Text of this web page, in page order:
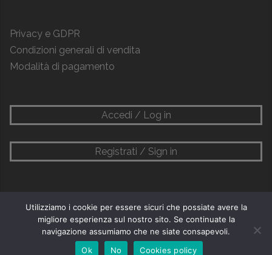
Privacy e GDPR
Condizioni generali di vendita
Modalità di pagamento
Accedi / Log in
Registrati / Sign in
Utilizziamo i cookie per essere sicuri che possiate avere la
migliore esperienza sul nostro sito. Se continuate la
navigazione assumiamo che ne siate consapevoli.
Ok
No Cookies policy